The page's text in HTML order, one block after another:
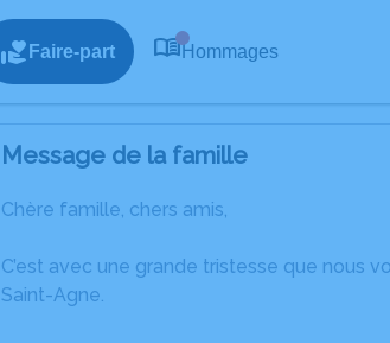
Faire-part Hommages
Message de la famille
Chère famille, chers amis,
C’est avec une grande tristesse que nous
Saint-Agne.